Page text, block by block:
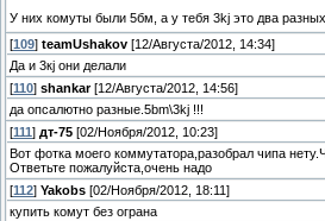
У них комуты были 5бм, а у тебя 3kj это два
[109] teamUshakov [12/Августа/2012, 14:34]
Да и 3кj они делали
[110] shankar[12/Августа/2012, 14:56]
да опсалютно разные.5bm\3kj !!!
[111 ] дт-75 [02/Ноября/2012, 10:23]
Вот фотка моего коммутатора,разобрал чипа
Ответьте пожалуйста,очень надо
[112] Yakobs [02/Ноября/2012, 18:11]
купить комут без ограна